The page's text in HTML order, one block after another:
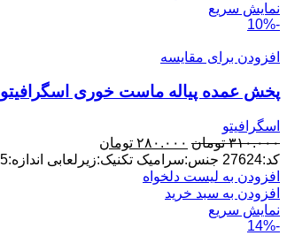
نمایش سریع
-10%
افزودن برای مقایسه
پخش عمده پیاله ماست خوری اسگرافیتو
اسگرافیتو
۳۱۰.۰۰۰ تومان قیمت
اصلی:
بود.
۲۸۰.۰۰۰ تومان
فعلی:
کد:27624 جنس:سرامیک تکنیک:زیرلعابی اندازه:5*13 تعداددرکارتن:48عدد پخش عمده ارسال ازلالجین
افزودن به لیست دلخواه
افزودن به سبد خرید
نمایش سریع
-14%